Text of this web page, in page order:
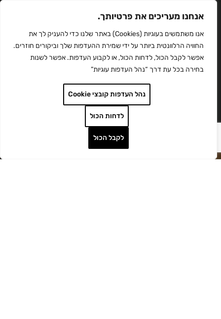
אנחנו מעריכים את פרטיותך.
אנו משתמשים בעוגיות (Cookies) באתר שלנו כדי להעניק לך את
החוויה הרלוונטית ביותר על ידי שמירת ההעדפות שלך וביקורים חוזרים.
אפשר לקבל הכול, לדחות הכול, או לקבוע העדפות. אפשר לשנות
בחירה בכל עת דרך “נהל העדפות עוגיות”
נהל העדפות קובצי Cookie
לדחות הכול
לקבל הכול